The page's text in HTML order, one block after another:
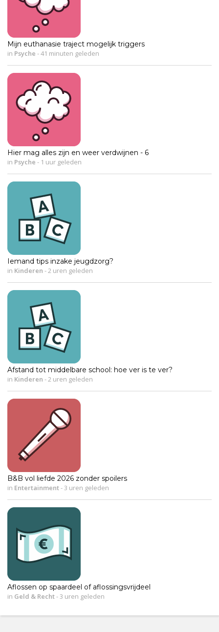
Mijn euthanasie traject mogelijk triggers
in Psyche -41 minuten geleden
Hier mag alles zijn en weer verdwijnen - 6
in Psyche - 1 uur geleden
Iemand tips inzake jeugdzorg?
in Kinderen -2 uren geleden
Afstand tot middelbare school: hoe ver is te ver?
in Kinderen -2 uren geleden
B&B vol liefde 2026 zonder spoilers
in Entertainment-3 uren geleden
Aflossen op spaardeel of aflossingsvrijdeel
in Geld & Recht-3 uren geleden